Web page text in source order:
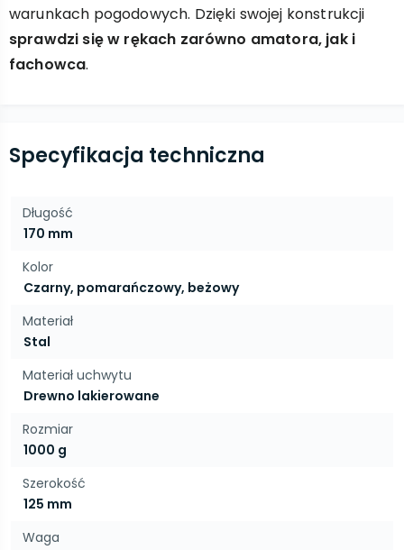
warunkach pogodowych. Dzięki swojej konstrukcji
sprawdzi się w rękach zarówno amatora, jak i
fachowca.
Specyfikacja techniczna
Długość
170 mm
Kolor
Czarny, pomarańczowy, beżowy
Materiał
Stal
Materiał uchwytu
Drewno lakierowane
Rozmiar
1000 g
Szerokość
125 mm
Waga